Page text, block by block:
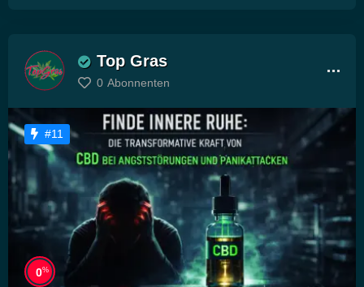
Top Gras
0 Abonnenten
#11
0%